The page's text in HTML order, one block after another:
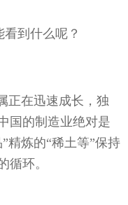
看到什么呢？
正在迅速成长，独
国的制造业绝对是
精炼的“稀土等”保持
循环。